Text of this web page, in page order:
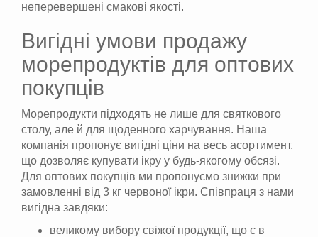
неперевершені смакові якості.
Вигідні умови продажу
морепродуктів для оптових
покупців
Морепродукти підходять не лише для святкового
столу, але й для щоденного харчування. Наша
компанія пропонує вигідні ціни на весь асортимент,
що дозволяє купувати ікру у будь-якогому обсязі.
Для оптових покупців ми пропонуємо знижки при
замовленні від 3 кг червоної ікри. Співпраця з нами
вигідна завдяки:
великому вибору свіжої продукції, що є в